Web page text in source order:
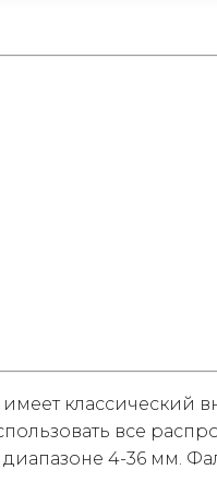
классический
все
4-36 мм.